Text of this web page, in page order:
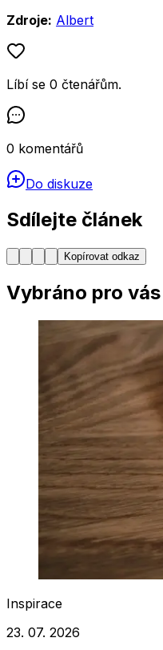
Zdroje: Albert
Líbí se 0 čtenářům.
0 komentářů
Do diskuze
Sdílejte článek
Kopírovat odkaz
Vybráno pro vás
Inspirace
23. 07. 2026